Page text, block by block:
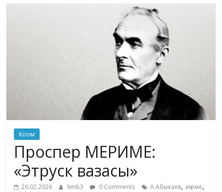
Коом
Проспер МЕРИМЕ:
«Этруск вазасы»
26.02.2026 kmb3 0 Comments А.Абыкаев, аңгеме,